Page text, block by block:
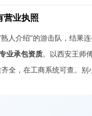
营业执照
人介绍”的游击队，结果
业承包资质。以西安王师
全，在工商系统可查。